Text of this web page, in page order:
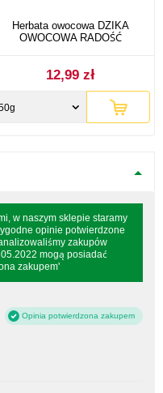
Herbata owocowa DZIKA
OWOCOWA RADOŚĆ
12,99 zł
w naszym sklepie staramy
opinie potwierdzone
zakupów
mogą posiadać
zakupem'
Opinia potwierdzona zakupem